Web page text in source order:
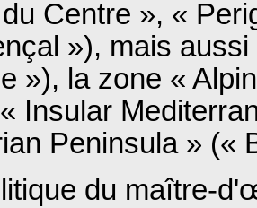
Centre », «
»), mais
»), la zone «
Insular
Peninsula » («
du maître-